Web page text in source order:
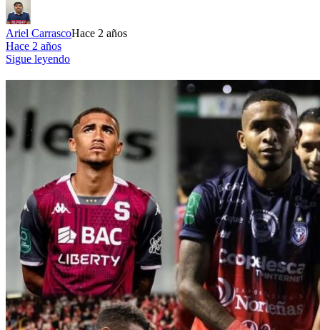
Ariel CarrascoHace 2 años
Hace 2 años
Sigue leyendo